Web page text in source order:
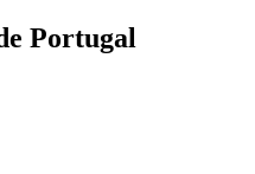
Portugal